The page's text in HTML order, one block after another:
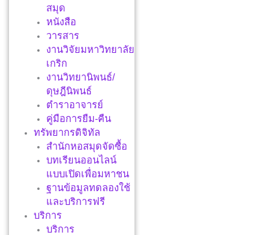
สมุด
หนังสือ
วารสาร
งานวิจัยมหาวิทยาลัย
เกริก
งานวิทยานิพนธ์/
ดุษฎีนิพนธ์
ตำราอาจารย์
คู่มือการยืม-คืน
ทรัพยากรดิจิทัล
สำนักหอสมุดจัดซื้อ
บทเรียนออนไลน์
แบบเปิดเพื่อมหาชน
ฐานข้อมูลทดลองใช้
และบริการฟรี
บริการ
บริการ